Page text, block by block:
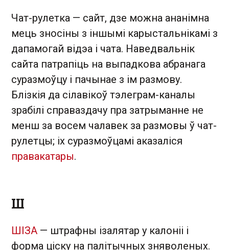
Чат-рулетка — сайт, дзе можна ананімна
мець зносіны з іншымі карыстальнікамі з
дапамогай відэа і чата. Наведвальнік
сайта патрапіць на выпадкова абранага
суразмоўцу і пачынае з ім размову.
Блізкія да сілавікоў тэлеграм-каналы
зрабілі справаздачу пра затрыманне не
менш за восем чалавек за размовы ў чат-
рулетцы; іх суразмоўцамі аказаліся
правакатары.
Ш
ШІЗА — штрафны ізалятар у калоніі і
форма ціску на палітычных зняволеных.